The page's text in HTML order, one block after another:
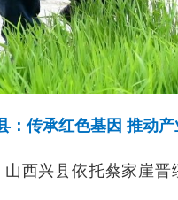
：传承红色基因 推动
兴县依托蔡家崖晋